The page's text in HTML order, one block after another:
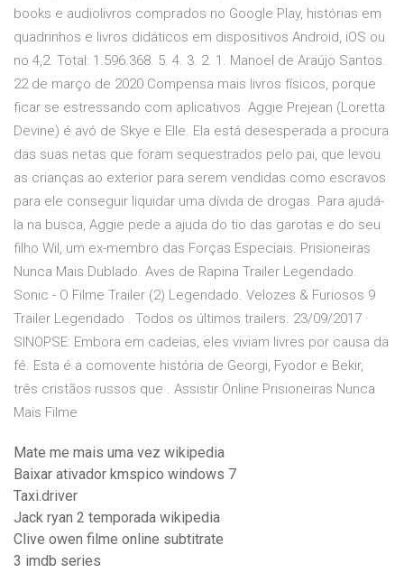
books e audiolivros comprados no Google Play, histórias em
quadrinhos e livros didáticos em dispositivos Android, iOS ou
no 4,2. Total: 1.596.368. 5. 4. 3. 2. 1. Manoel de Araújo Santos.
22 de março de 2020 Compensa mais livros físicos, porque
ficar se estressando com aplicativos Aggie Prejean (Loretta
Devine) é avó de Skye e Elle. Ela está desesperada a procura
das suas netas que foram sequestrados pelo pai, que levou
as crianças ao exterior para serem vendidas como escravos
para ele conseguir liquidar uma dívida de drogas. Para ajudá-
la na busca, Aggie pede a ajuda do tio das garotas e do seu
filho Wil, um ex-membro das Forças Especiais. Prisioneiras
Nunca Mais Dublado. Aves de Rapina Trailer Legendado.
Sonic - O Filme Trailer (2) Legendado. Velozes & Furiosos 9
Trailer Legendado . Todos os últimos trailers. 23/09/2017 ·
SINOPSE: Embora em cadeias, eles viviam livres por causa da
fé. Esta é a comovente história de Georgi, Fyodor e Bekir,
três cristãos russos que . Assistir Online Prisioneiras Nunca
Mais Filme
Mate me mais uma vez wikipedia
Baixar ativador kmspico windows 7
Taxi.driver
Jack ryan 2 temporada wikipedia
Clive owen filme online subtitrate
3 imdb series